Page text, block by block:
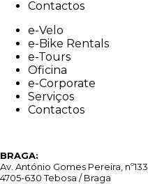
Contactos
e-Velo
e-Bike Rentals
e-Tours
Oficina
e-Corporate
Serviços
Contactos
BRAGA:
Av. António Gomes Pereira, nº133
4705-630 Tebosa / Braga